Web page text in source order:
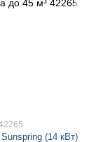
(14 кВт)